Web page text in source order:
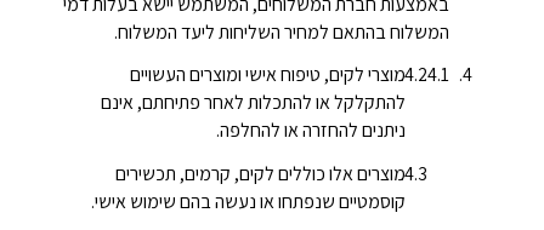
המשלוח בהתאם למחיר השליחות ליעד המשלוח.
מוצרי לקים, טיפוח אישי ומוצרים העשויים
להתקלקל או להתכלות לאחר פתיחתם, אינם
ניתנים להחזרה או להחלפה.
מוצרים אלו כוללים לקים, קרמים, תכשירים
קוסמטיים שנפתחו או נעשה בהם שימוש אישי.